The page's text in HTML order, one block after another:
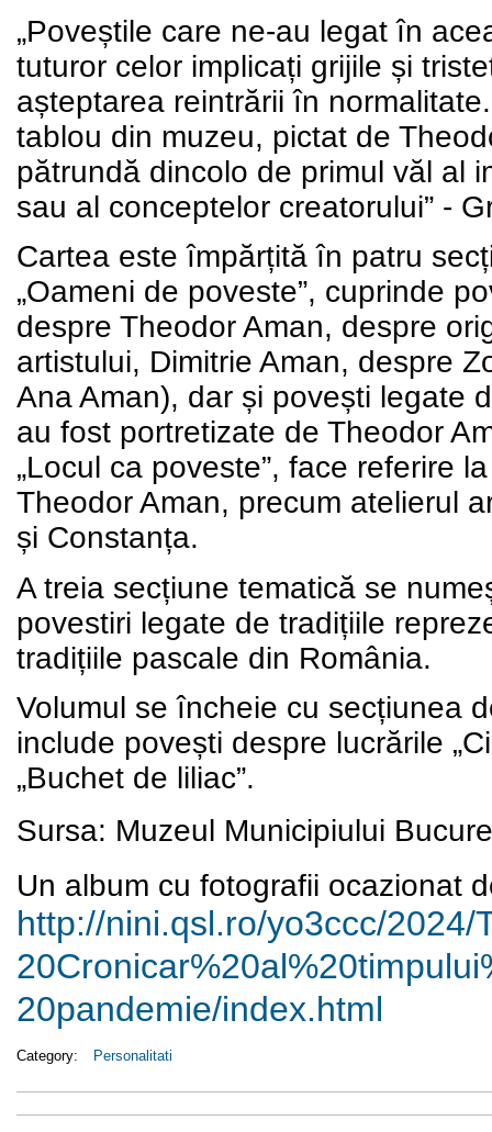
„Poveștile care ne-au legat în
tuturor celor implicați grijile și
așteptarea reintrării în
tablou din muzeu, pictat de
pătrundă dincolo de primul văl al
sau al conceptelor creatorului” -
Cartea este împărțită în patru
„Oameni de poveste”, cuprinde
despre Theodor Aman, despre
artistului, Dimitrie Aman, despre
Ana Aman), dar și povești legate
au fost portretizate de Theodor
„Locul ca poveste”, face referire
Theodor Aman, precum atelierul
și Constanța.
A treia secțiune tematică se
povestiri legate de tradițiile
tradițiile pascale din România.
Volumul se încheie cu secțiunea
include povești despre lucrările
„Buchet de liliac”.
Sursa: Muzeul Municipiului
Un album cu fotografii ocazionat
http://nini.qsl.ro/yo3ccc/2024/
20pandemie/index.html
Category: Personalitati